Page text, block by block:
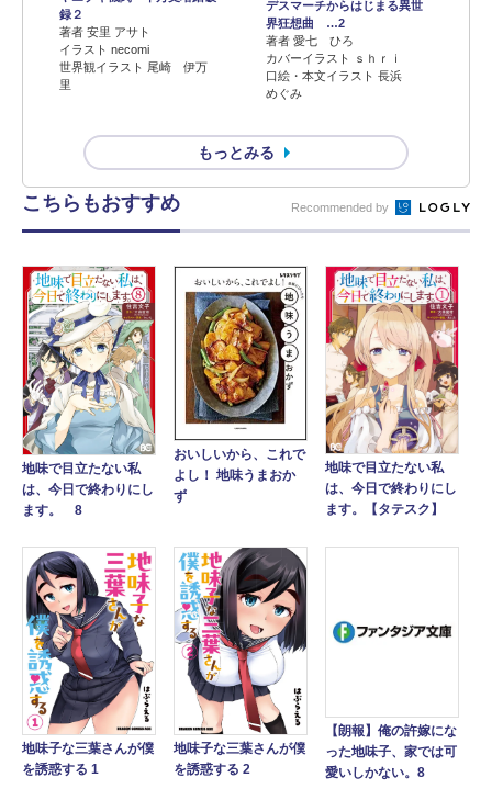
録２
著者 安里 アサト
イラスト necomi
世界観イラスト 尾崎 伊万
里
デスマーチからはじまる異世
界狂想曲 …2
著者 愛七 ひろ
カバーイラスト ｓｈｒｉ
口絵・本文イラスト 長浜
めぐみ
もっとみる
こちらもおすすめ Recommended by
地味で目立たない私
は、今日で終わりにし
ます。 8
おいしいから、これで
よし！ 地味うまおか
ず
地味で目立たない私
は、今日で終わりにし
ます。【タテスク】
地味子な三葉さんが僕
を誘惑する 1
地味子な三葉さんが僕
を誘惑する 2
【朗報】俺の許嫁にな
った地味子、家では可
愛いしかない。8